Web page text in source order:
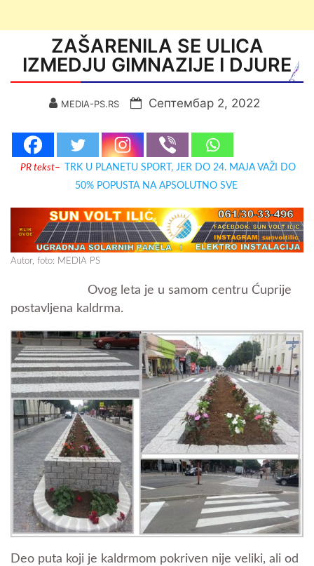
ZAŠARENILA SE ULICA
IZMEDJU GIMNAZIJE I DJURE
MEDIA-PS.RS Септембар 2, 2022
PR tekst–
TRK U PLANETU SPORT, JER DO 24. MAJA VAŽI DO
50% POPUSTA NA APSOLUTNO SVE
Autor, foto: MEDIA PS
Ovog leta je u samom centru Ćuprije
postavljena kaldrma.
Deo puta koji je kaldrmom pokriven nije veliki, ali od